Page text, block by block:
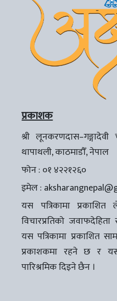
प्रकाशक
श्री लूनकरणदास–गङ्गादेवी
थापाथली, काठमाडौँ, नेपाल
फोन : ०१ ४२२१२६०
इमेल :
यस पत्रिकामा प्रकाशित
विचारप्रतिको
यस पत्रिकामा प्रकाशित
प्रकाशकमा रहने छ र
पारिश्रमिक दिइने छैन ।